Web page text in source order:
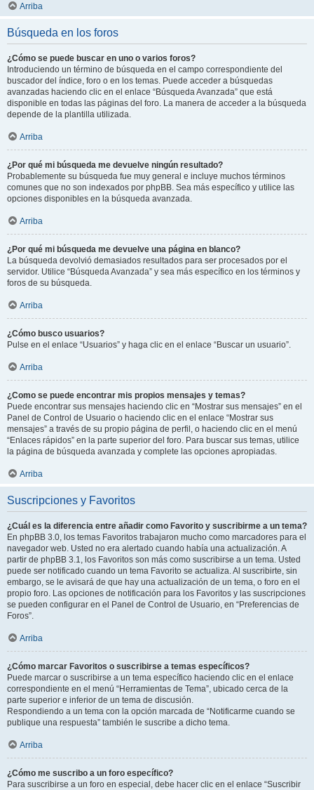
Arriba
Búsqueda en los foros
¿Cómo se puede buscar en uno o varios foros?
Introduciendo un término de búsqueda en el campo correspondiente del
buscador del índice, foro o en los temas. Puede acceder a búsquedas
avanzadas haciendo clic en el enlace “Búsqueda Avanzada” que está
disponible en todas las páginas del foro. La manera de acceder a la búsqueda
depende de la plantilla utilizada.
Arriba
¿Por qué mi búsqueda me devuelve ningún resultado?
Probablemente su búsqueda fue muy general e incluye muchos términos
comunes que no son indexados por phpBB. Sea más específico y utilice las
opciones disponibles en la búsqueda avanzada.
Arriba
¿Por qué mi búsqueda me devuelve una página en blanco?
La búsqueda devolvió demasiados resultados para ser procesados por el
servidor. Utilice “Búsqueda Avanzada” y sea más específico en los términos y
foros de su búsqueda.
Arriba
¿Cómo busco usuarios?
Pulse en el enlace “Usuarios” y haga clic en el enlace “Buscar un usuario”.
Arriba
¿Como se puede encontrar mis propios mensajes y temas?
Puede encontrar sus mensajes haciendo clic en “Mostrar sus mensajes” en el
Panel de Control de Usuario o haciendo clic en el enlace “Mostrar sus
mensajes” a través de su propio página de perfil, o haciendo clic en el menú
“Enlaces rápidos” en la parte superior del foro. Para buscar sus temas, utilice
la página de búsqueda avanzada y complete las opciones apropiadas.
Arriba
Suscripciones y Favoritos
¿Cuál es la diferencia entre añadir como Favorito y suscribirme a un tema?
En phpBB 3.0, los temas Favoritos trabajaron mucho como marcadores para el
navegador web. Usted no era alertado cuando había una actualización. A
partir de phpBB 3.1, los Favoritos son más como suscribirse a un tema. Usted
puede ser notificado cuando un tema Favorito se actualiza. Al suscribirte, sin
embargo, se le avisará de que hay una actualización de un tema, o foro en el
propio foro. Las opciones de notificación para los Favoritos y las suscripciones
se pueden configurar en el Panel de Control de Usuario, en “Preferencias de
Foros”.
Arriba
¿Cómo marcar Favoritos o suscribirse a temas específicos?
Puede marcar o suscribirse a un tema específico haciendo clic en el enlace
correspondiente en el menú “Herramientas de Tema”, ubicado cerca de la
parte superior e inferior de un tema de discusión.
Respondiendo a un tema con la opción marcada de “Notificarme cuando se
publique una respuesta” también le suscribe a dicho tema.
Arriba
¿Cómo me suscribo a un foro específico?
Para suscribirse a un foro en especial, debe hacer clic en el enlace “Suscribir